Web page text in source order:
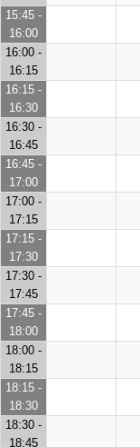
15:45 -
16:00
16:00 -
16:15
16:15 -
16:30
16:30 -
16:45
16:45 -
17:00
17:00 -
17:15
17:15 -
17:30
17:30 -
17:45
17:45 -
18:00
18:00 -
18:15
18:15 -
18:30
18:30 -
18:45